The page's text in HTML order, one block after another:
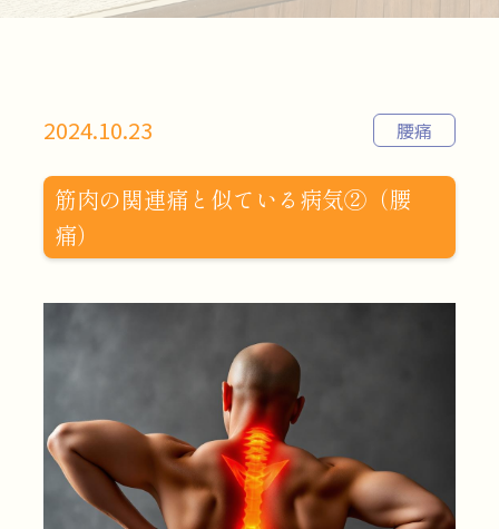
2024.10.23 腰痛
筋肉の関連痛と似ている病気②（腰
痛）